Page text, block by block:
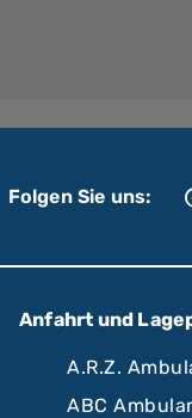
Folgen Sie uns:
Anfahrt und
A.R.Z.
ABC